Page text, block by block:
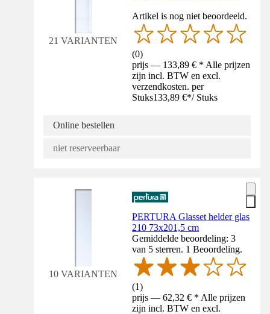
21 VARIANTEN
Artikel is nog niet beoordeeld.
(0)
prijs — 133,89 € * Alle prijzen
zijn incl. BTW en excl.
verzendkosten. per
Stuks133,89 €*/ Stuks
Online bestellen
niet reserveerbaar
10 VARIANTEN
PERTURA Glasset helder glas
210 73x201,5 cm
Gemiddelde beoordeling: 3
van 5 sterren. 1 Beoordeling.
(1)
prijs — 62,32 € * Alle prijzen
zijn incl. BTW en excl.